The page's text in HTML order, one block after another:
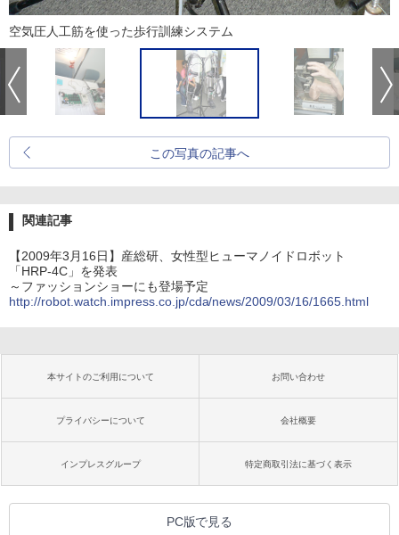
空気圧人工筋を使った歩行訓練システム
この写真の記事へ
関連記事
【2009年3月16日】産総研、女性型ヒューマノイドロボット
「HRP-4C」を発表
～ファッションショーにも登場予定
http://robot.watch.impress.co.jp/cda/news/2009/03/16/1665.html
本サイトのご利用について お問い合わせ
プライバシーについて 会社概要
インプレスグループ 特定商取引法に基づく表示
PC版で見る